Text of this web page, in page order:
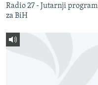
Radio 27 - Jutarnji program
za BiH